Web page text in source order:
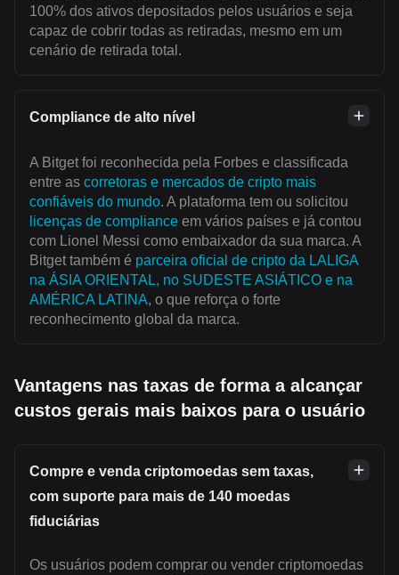
100% dos ativos depositados pelos usuários e seja
capaz de cobrir todas as retiradas, mesmo em um
cenário de retirada total.
Compliance de alto nível
A Bitget foi reconhecida pela Forbes e classificada
entre as corretoras e mercados de cripto mais
confiáveis do mundo. A plataforma tem ou solicitou
licenças de compliance em vários países e já contou
com Lionel Messi como embaixador da sua marca. A
Bitget também é parceira oficial de cripto da LALIGA
na ÁSIA ORIENTAL, no SUDESTE ASIÁTICO e na
AMÉRICA LATINA, o que reforça o forte
reconhecimento global da marca.
Vantagens nas taxas de forma a alcançar
custos gerais mais baixos para o usuário
Compre e venda criptomoedas sem taxas,
com suporte para mais de 140 moedas
fiduciárias
Os usuários podem comprar ou vender criptomoedas